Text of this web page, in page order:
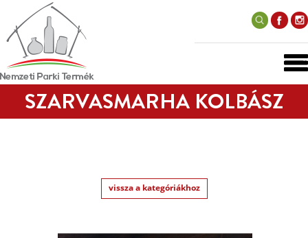
SZARVASMARHA KOLBÁSZ
vissza a kategóriákhoz